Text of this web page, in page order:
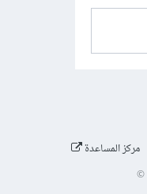
مركز المساعدة
©